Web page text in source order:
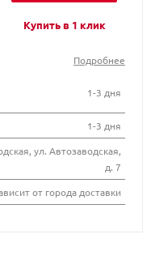
Купить в 1 клик
Подробнее
1-3 дня
1-3 дня
ул. Автозаводская,
д. 7
от города доставки